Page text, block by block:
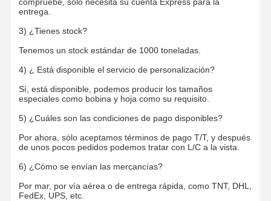
entrega.
3) ¿Tienes stock?
Tenemos un stock estándar de 1000 toneladas.
4) ¿ Está disponible el servicio de personalización?
Sí, está disponible, podemos producir los tamaños
especiales como bobina y hoja como su requisito.
5) ¿Cuáles son las condiciones de pago disponibles?
Por ahora, sólo aceptamos términos de pago T/T, y después
de unos pocos pedidos podemos tratar con L/C a la vista.
6) ¿Cómo se envían las mercancías?
Por mar, por vía aérea o de entrega rápida, como TNT, DHL,
FedEx, UPS, etc.